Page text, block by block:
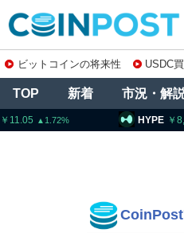
ビットコインの将来性 USDC
TOP 新着 市況・解
HYPE 8,836.80
CoinPost